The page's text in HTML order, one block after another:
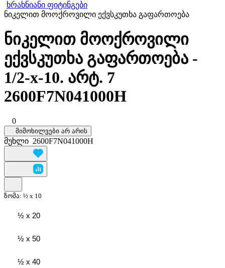
ხრახნიანი ფიტინგები
ნიკელით მოოქროვილი ექვსკუთხა გაფართოება
ნიკელით მოოქროვილი
ექვსკუთხა გაფართოება -
1/2-x-10. არტ. 7
2600F7N041000H
0
მიმოხილვები არ არის
მუხლი 2600F7N041000H
ზომა: ½ x 10
½ x 20
½ x 50
½ x 40